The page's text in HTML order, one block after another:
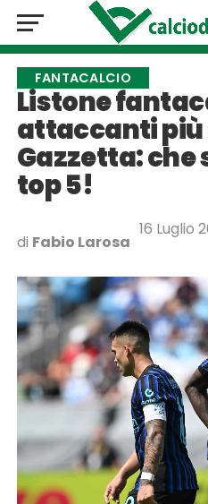
FANTACALCIO
Listone
attaccanti
Gazzetta: che
top 5!
di Fabio Larosa
16 Luglio